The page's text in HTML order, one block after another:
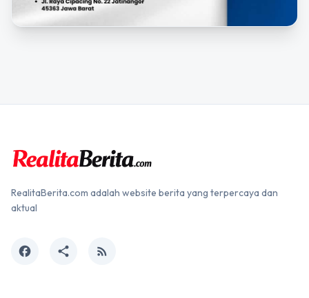
RealitaBerita.com adalah website berita yang terpercaya dan
aktual
facebook share rss_feed